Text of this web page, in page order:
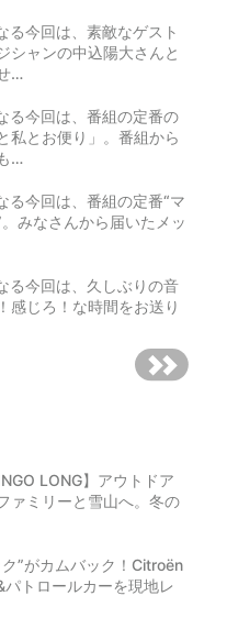
る今回は、素敵なゲスト
シャンの中込陽大さんと
…
る今回は、番組の定番の
私とお便り」。番組から
…
る今回は、番組の定番“マ
みなさんから届いたメッ
る今回は、久しぶりの音
感じろ！な時間をお送り
LONG】アウトドア
ァミリーと雪山へ。冬の
”がカムバック！Citroën
トロールカーを現地レ